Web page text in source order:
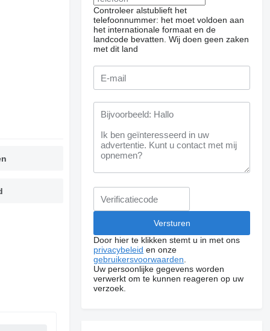
Controleer alstublieft het
telefoonnummer: het moet voldoen aan
het internationale formaat en de
landcode bevatten. Wij doen geen zaken
met dit land
Door hier te klikken stemt u in met ons
privacybeleid en onze
gebruikersvoorwaarden
Uw persoonlijke gegevens worden
verwerkt om te kunnen reageren op uw
verzoek.